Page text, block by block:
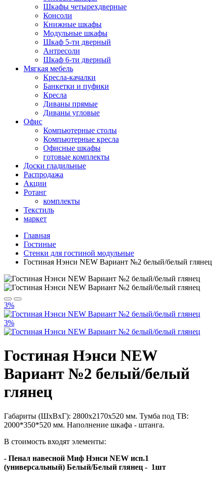
Шкафы четырехдверные
Консоли
Книжные шкафы
Модульные шкафы
Шкаф 5-ти дверный
Антресоли
Шкаф 6-ти дверный
Мягкая мебель
Кресла-качалки
Банкетки и пуфики
Кресла
Диваны прямые
Диваны угловые
Офис
Компьютерные столы
Компьютерные кресла
Офисные шкафы
готовые комплекты
Доски гладильные
Распродажа
Акции
Ротанг
комплекты
Текстиль
маркет
Главная
Гостиные
Стенки для гостиной модульные
Гостиная Нэнси NEW Вариант №2 белый/белый глянец
3%
3%
Гостиная Нэнси NEW
Вариант №2 белый/белый
глянец
Габариты (ШхВхГ): 2800х2170х520 мм. Тумба под ТВ:
2000*350*520 мм. Наполнение шкафа - штанга.
В стоимость входят элементы:
- Пенал навесной Миф Нэнси NEW исп.1
(универсальный) Белый/Белый глянец - 1шт